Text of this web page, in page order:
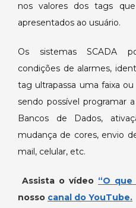
nos valores dos tags
apresentados ao usuário.
Os sistemas SCADA
condições de alarmes,
tag ultrapassa uma faixa
sendo possível programar
Bancos de Dados,
mudança de cores, envio
mail, celular, etc.
Assista o vídeo “O que
nosso canal do YouTube.